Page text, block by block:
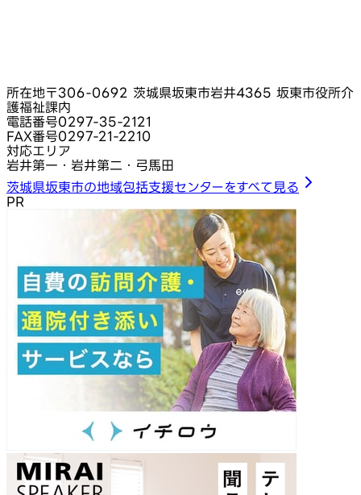
所在地〒306-0692 茨城県坂東市岩井4365 坂東市役所介
護福祉課内
電話番号0297-35-2121
FAX番号0297-21-2210
対応エリア
岩井第一・岩井第二・弓馬田
茨城県坂東市の地域包括支援センターをすべて見る
PR